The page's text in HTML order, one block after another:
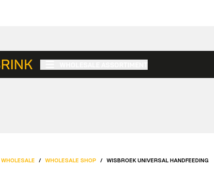
WHOLESALE / WHOLESALE SHOP / WISBROEK UNIVERSAL HANDFEEDING